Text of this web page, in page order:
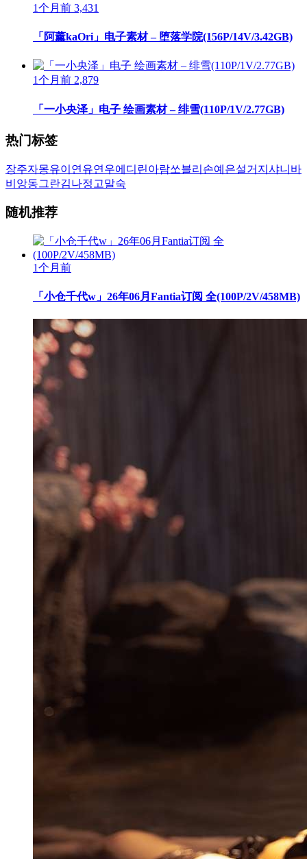
1个月前 3,431
「阿薰kaOri」电子素材 – 堕落学院(156P/14V/3.42GB)
1个月前 2,879
「一小央泽」电子 绘画素材 – 绯雪(110P/1V/2.77GB)
热门标签
장주자몽유이 연유연우에디린아람쏘블리 손예은설거지 샤니 바
비앙동그란김나정 고말숙
随机推荐
1个月前
「小仓千代w」26年06月Fantia订阅 全(100P/2V/458MB)